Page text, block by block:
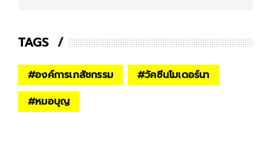
TAGS
#องค์การเภสัชกรรม #วัคซีนโมเดอร์นา
#หมอบุญ